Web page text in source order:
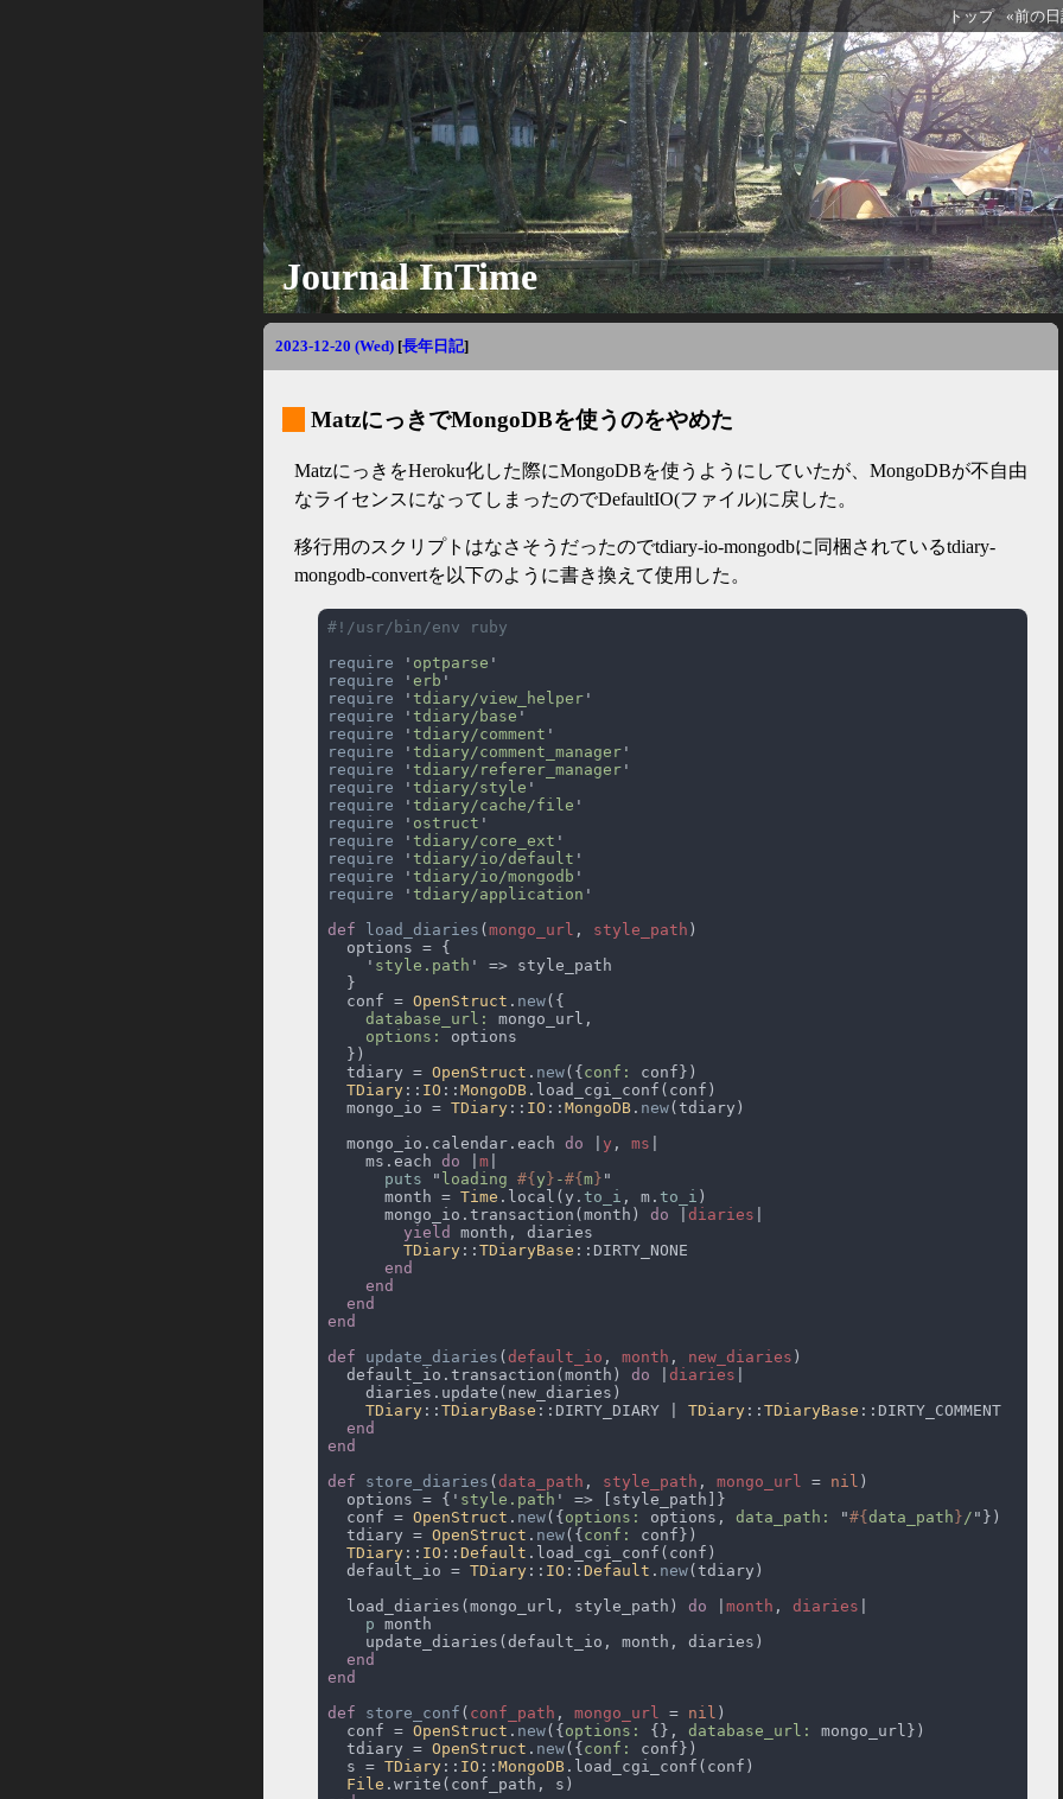
トップ «前の日
Journal InTime
2023-12-20 (Wed) [長年日記]
MatzにっきでMongoDBを使うのをやめた
MatzにっきをHeroku化した際にMongoDBを使うようにしていたが、MongoDBが不自由
なライセンスになってしまったのでDefaultIO(ファイル)に戻した。
移行用のスクリプトはなさそうだったのでtdiary-io-mongodbに同梱されているtdiary-
mongodb-convertを以下のように書き換えて使用した。
require
' optparse
require
' erb
require
' tdiary/view_helper
require
' tdiary/base
require
' tdiary/comment
require
' tdiary/comment_manager
require
' tdiary/referer_manager
require
' tdiary/style
require
' tdiary/cache/file
require
' ostruct
require
' tdiary/core_ext
require
' tdiary/io/default
require
' tdiary/io/mongodb
require
' tdiary/application
def load_diaries (mongo_url , style_path
    '
style.path
  conf =
OpenStruct . new
database_url:
options:
  tdiary =
OpenStruct . new({conf:
TDiary :: IO :: MongoDB
  mongo_io =
TDiary :: IO :: MongoDB . new
  mongo_io.calendar.each
do y , ms
    ms.each
do m
puts
" loading #{y} -#{m}
      month =
Time .local(y. to_i , m. to_i
      mongo_io.transaction(month)
do diaries
yield
TDiary :: TDiaryBase
def update_diaries (default_io , month , new_diaries
  default_io.transaction(month)
do diaries
TDiary :: TDiaryBase ::DIRTY_DIARY | TDiary :: TDiaryBase
def store_diaries (data_path , style_path , mongo_url = nil
  options = {'
style.path
  conf =
OpenStruct . new({options: options, data_path: "#{data_path} /
  tdiary =
OpenStruct . new({conf:
TDiary :: IO :: Default
  default_io =
TDiary :: IO :: Default . new
  load_diaries(mongo_url, style_path)
do month , diaries
p
def store_conf ( conf_path , mongo_url = nil
  conf =
OpenStruct . new({options: {}, database_url:
  tdiary =
OpenStruct . new({conf:
  s =
TDiary :: IO :: MongoDB
File